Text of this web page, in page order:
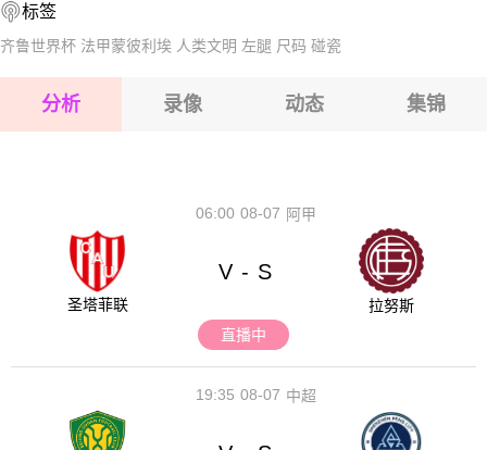
2026-08-15 【NBA】 骑士VS活塞
标签
齐鲁世界杯 法甲蒙彼利埃 人类文明 左腿 尺码 碰瓷
分析 录像 动态 集锦
08-07
06:00 阿甲
圣塔菲联
V - S
拉努斯
直播中
08-07
19:35 中超